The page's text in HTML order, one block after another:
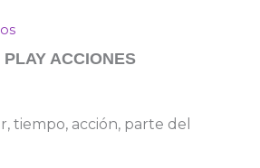
ACCIONES
tiempo, acción, parte del